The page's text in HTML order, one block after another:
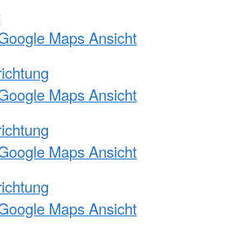
Maps Ansicht
Maps Ansicht
Maps Ansicht
Maps Ansicht